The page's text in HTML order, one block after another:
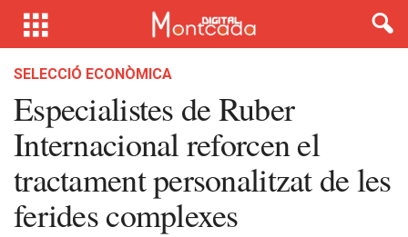
SELECCIÓ ECONÒMICA
Especialistes de Ruber
Internacional reforcen el
tractament personalitzat de les
ferides complexes